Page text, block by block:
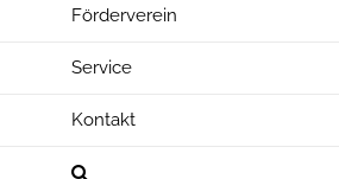
Förderverein
Service
Kontakt